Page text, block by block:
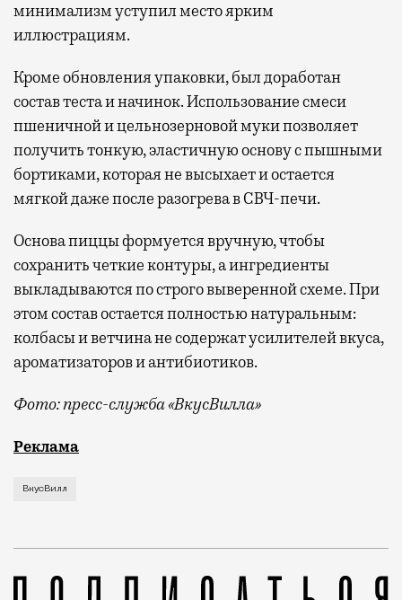
минимализм уступил место ярким
иллюстрациям.
Кроме обновления упаковки, был доработан
состав теста и начинок. Использование смеси
пшеничной и цельнозерновой муки позволяет
получить тонкую, эластичную основу с пышными
бортиками, которая не высыхает и остается
мягкой даже после разогрева в СВЧ-печи.
Основа пиццы формуется вручную, чтобы
сохранить четкие контуры, а ингредиенты
выкладываются по строго выверенной схеме. При
этом состав остается полностью натуральным:
колбасы и ветчина не содержат усилителей вкуса,
ароматизаторов и антибиотиков.
Фото: пресс-служба «ВкусВилла»
У «ВкусВилла» появился ответ на вопрос, чем
Реклама
ВкусВилл